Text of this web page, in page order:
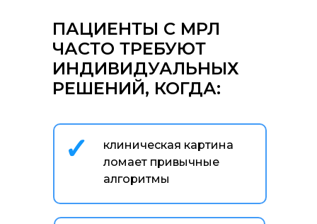
ПАЦИЕНТЫ С МРЛ
ЧАСТО ТРЕБУЮТ
ИНДИВИДУАЛЬНЫХ
РЕШЕНИЙ, КОГДА:
клиническая картина
ломает привычные
алгоритмы
✓